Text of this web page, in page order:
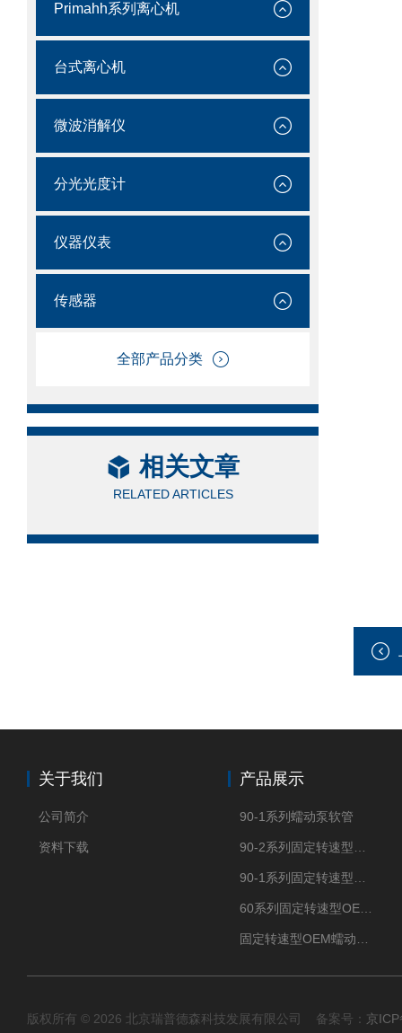
Primahh系列离心机
台式离心机
微波消解仪
分光光度计
仪器仪表
传感器
全部产品分类
相关文章
RELATED ARTICLES
关于我们
公司简介
资料下载
产品展示
90-1系列蠕动泵软管
版权所有 © 2026 北京瑞普德森科技发展有限公司 备案号： 京